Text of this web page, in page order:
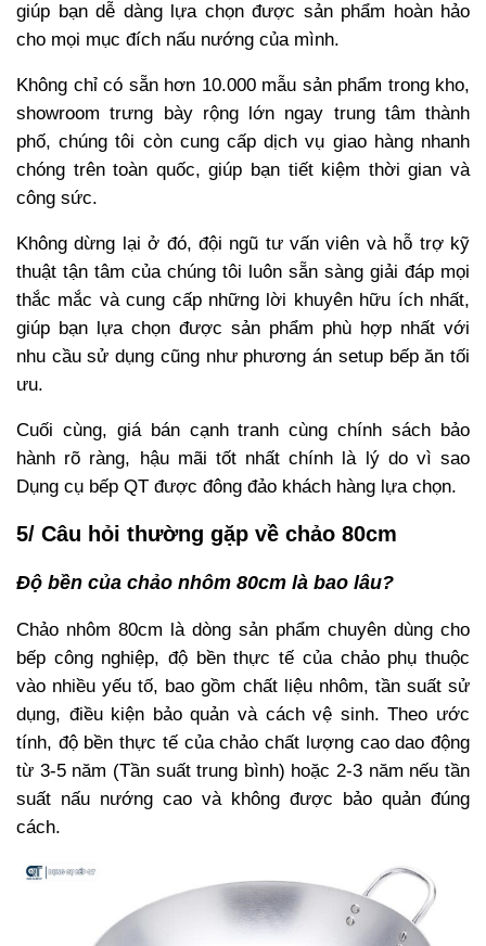
giúp bạn dễ dàng lựa chọn được sản phẩm hoàn hảo
cho mọi mục đích nấu nướng của mình.
Không chỉ có sẵn hơn 10.000 mẫu sản phẩm trong kho,
showroom trưng bày rộng lớn ngay trung tâm thành
phố, chúng tôi còn cung cấp dịch vụ giao hàng nhanh
chóng trên toàn quốc, giúp bạn tiết kiệm thời gian và
công sức.
Không dừng lại ở đó, đội ngũ tư vấn viên và hỗ trợ kỹ
thuật tận tâm của chúng tôi luôn sẵn sàng giải đáp mọi
thắc mắc và cung cấp những lời khuyên hữu ích nhất,
giúp bạn lựa chọn được sản phẩm phù hợp nhất với
nhu cầu sử dụng cũng như phương án setup bếp ăn tối
ưu.
Cuối cùng, giá bán cạnh tranh cùng chính sách bảo
hành rõ ràng, hậu mãi tốt nhất chính là lý do vì sao
Dụng cụ bếp QT được đông đảo khách hàng lựa chọn.
5/ Câu hỏi thường gặp về chảo 80cm
Độ bền của chảo nhôm 80cm là bao lâu?
Chảo nhôm 80cm là dòng sản phẩm chuyên dùng cho
bếp công nghiệp, độ bền thực tế của chảo phụ thuộc
vào nhiều yếu tố, bao gồm chất liệu nhôm, tần suất sử
dụng, điều kiện bảo quản và cách vệ sinh. Theo ước
tính, độ bền thực tế của chảo chất lượng cao dao động
từ 3-5 năm (Tần suất trung bình) hoặc 2-3 năm nếu tần
suất nấu nướng cao và không được bảo quản đúng
cách.